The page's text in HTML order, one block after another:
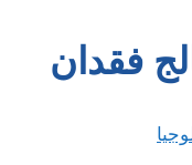
فقدان